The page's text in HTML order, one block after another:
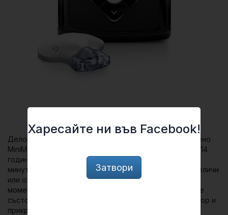
Дело на компанията Medtronic, устройството, наречено
MiniMed 670G е подходящо за възрастни и деца над 14
години. То измерва нивото на кръвната захар през 5
минути и по този начин е в състояние навреме да увеличи
или отложи подаването на инсулин, в зависимост от
моментните показатели на пациента. MiniMed 670G се
състои от инсулинова помпа, вграден подкожен сензор и
прикрепен към тялото предавател.
Харесайте ни във Facebook!
Затвори